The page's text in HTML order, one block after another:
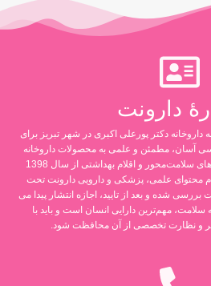
دارونت
داروخانه دکتر پورعلی اکبری در شهر تبریز برای
آسان، مطمئن و علمی به محصولات داروخانه
ای، مکمل‌های تغذیه‌ای، فرآورده‌های سلامت‌محور و اقلام بهداشتی از سال 1398
محتوای علمی، پزشکی و دارویی دارونت تحت
بررسی شده و بعد از تایید، اجازه انتشار پیدا می
سلامت، مهم‌ترین دارایی انسان است و باید با
و نظارت تخصصی از آن محافظت شود.